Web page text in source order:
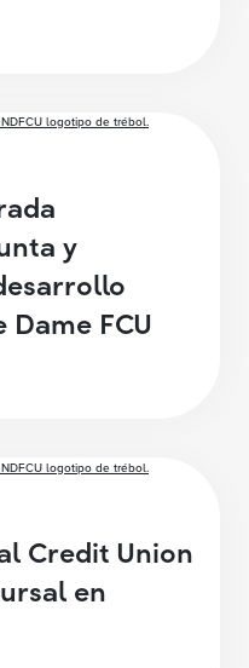
y
FCU
Credit Union
en